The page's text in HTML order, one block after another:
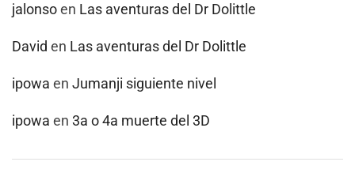
jalonsoen Las aventuras del Dr Dolittle
David en Las aventuras del Dr Dolittle
ipowa en Jumanji siguiente nivel
ipowa en 3a o 4a muerte del 3D